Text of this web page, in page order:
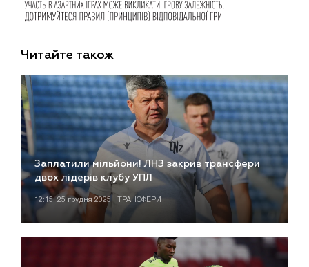
Читайте також
Заплатили мільйони! ЛНЗ закрив трансфери
двох лідерів клубу УПЛ
12:15, 25 грудня 2025 | ТРАНСФЕРИ